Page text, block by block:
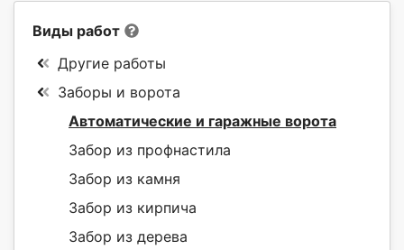
Виды работ
Другие работы
Заборы и ворота
Автоматические и гаражные ворота
Забор из профнастила
Забор из камня
Забор из кирпича
Забор из дерева